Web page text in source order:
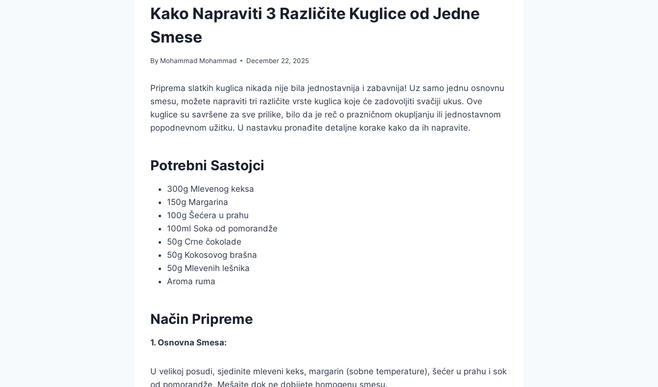
Kako Napraviti 3 Različite Kuglice od Jedne
Smese
By Mohammad Mohammad December 22, 2025
Priprema slatkih kuglica nikada nije bila jednostavnija i zabavnija! Uz samo jednu osnovnu
smesu, možete napraviti tri različite vrste kuglica koje će zadovoljiti svačiji ukus. Ove
kuglice su savršene za sve prilike, bilo da je reč o prazničnom okupljanju ili jednostavnom
popodnevnom užitku. U nastavku pronađite detaljne korake kako da ih napravite.
Potrebni Sastojci
300g Mlevenog keksa
150g Margarina
100g Šećera u prahu
100ml Soka od pomorandže
50g Crne čokolade
50g Kokosovog brašna
50g Mlevenih lešnika
Aroma ruma
Način Pripreme
1. Osnovna Smesa:
U velikoj posudi, sjedinite mleveni keks, margarin (sobne temperature), šećer u prahu i sok
od pomorandže. Mešajte dok ne dobijete homogenu smesu.